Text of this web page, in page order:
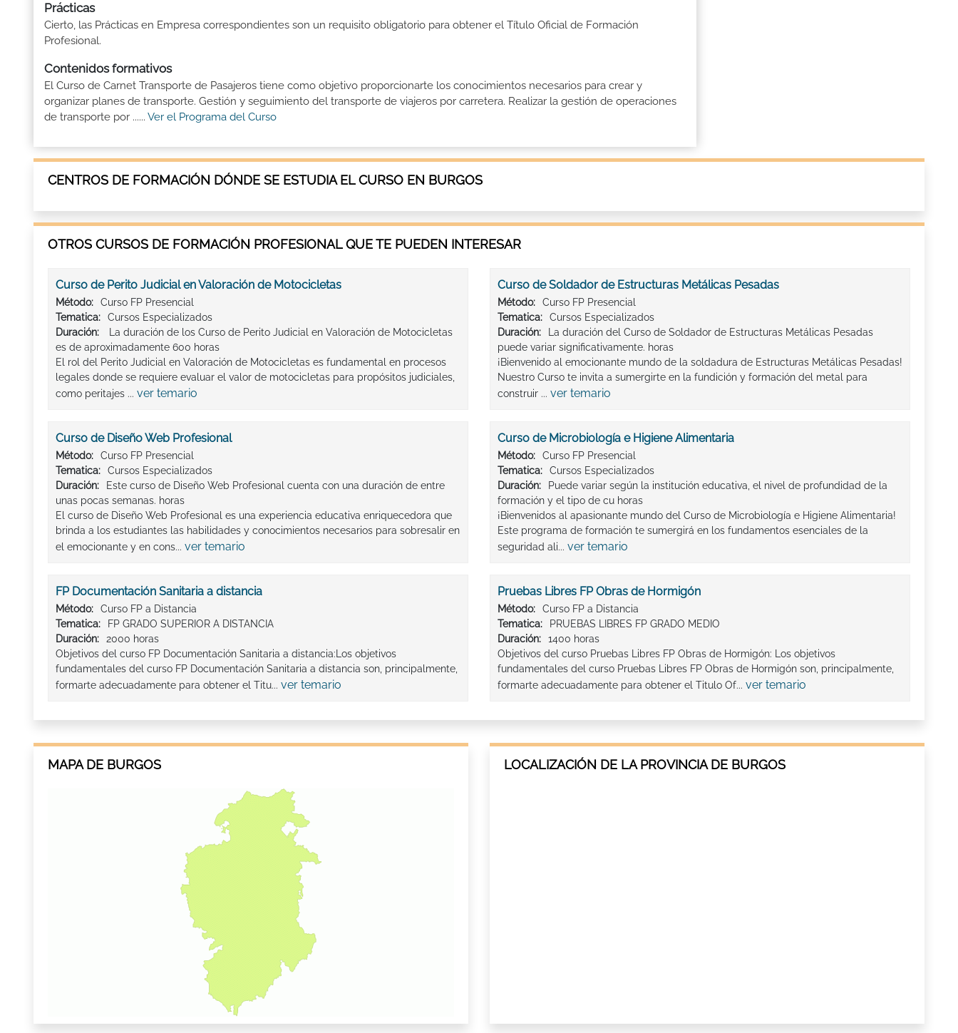
Prácticas
Cierto, las Prácticas en Empresa correspondientes son un requisito obligatorio para obtener el Título Oficial de Formación
Profesional.
Contenidos formativos
El Curso de Carnet Transporte de Pasajeros tiene como objetivo proporcionarte los conocimientos necesarios para crear y
organizar planes de transporte. Gestión y seguimiento del transporte de viajeros por carretera. Realizar la gestión de operaciones
de transporte por ...... Ver el Programa del Curso
CENTROS DE FORMACIÓN DÓNDE SE ESTUDIA EL CURSO EN BURGOS
OTROS CURSOS DE FORMACIÓN PROFESIONAL QUE TE PUEDEN INTERESAR
Curso de Perito Judicial en Valoración de Motocicletas
Método:
Curso FP Presencial
Tematica:
Cursos Especializados
Duración:
La duración de los Curso de Perito Judicial en Valoración de Motocicletas
es de aproximadamente 600 horas
El rol del Perito Judicial en Valoración de Motocicletas es fundamental en procesos
legales donde se requiere evaluar el valor de motocicletas para propósitos judiciales,
como peritajes ... ver temario
Curso de Soldador de Estructuras Metálicas Pesadas
Método:
Curso FP Presencial
Tematica:
Cursos Especializados
Duración:
La duración del Curso de Soldador de Estructuras Metálicas Pesadas
puede variar significativamente. horas
¡Bienvenido al emocionante mundo de la soldadura de Estructuras Metálicas Pesadas!
Nuestro Curso te invita a sumergirte en la fundición y formación del metal para
construir ... ver temario
Curso de Diseño Web Profesional
Método:
Curso FP Presencial
Tematica:
Cursos Especializados
Duración:
Este curso de Diseño Web Profesional cuenta con una duración de entre
unas pocas semanas. horas
El curso de Diseño Web Profesional es una experiencia educativa enriquecedora que
brinda a los estudiantes las habilidades y conocimientos necesarios para sobresalir en
el emocionante y en cons... ver temario
Curso de Microbiología e Higiene Alimentaria
Método:
Curso FP Presencial
Tematica:
Cursos Especializados
Duración:
Puede variar según la institución educativa, el nivel de profundidad de la
formación y el tipo de cu horas
¡Bienvenidos al apasionante mundo del Curso de Microbiología e Higiene Alimentaria!
Este programa de formación te sumergirá en los fundamentos esenciales de la
seguridad ali... ver temario
FP Documentación Sanitaria a distancia
Método:
Curso FP a Distancia
Tematica:
FP GRADO SUPERIOR A DISTANCIA
Duración:
2000 horas
Objetivos del curso FP Documentación Sanitaria a distancia:Los objetivos
fundamentales del curso FP Documentación Sanitaria a distancia son, principalmente,
formarte adecuadamente para obtener el Titu... ver temario
Pruebas Libres FP Obras de Hormigón
Método:
Curso FP a Distancia
Tematica:
PRUEBAS LIBRES FP GRADO MEDIO
Duración:
1400 horas
Objetivos del curso Pruebas Libres FP Obras de Hormigón: Los objetivos
fundamentales del curso Pruebas Libres FP Obras de Hormigón son, principalmente,
formarte adecuadamente para obtener el Titulo Of... ver temario
MAPA DE BURGOS LOCALIZACIÓN DE LA PROVINCIA DE BURGOS